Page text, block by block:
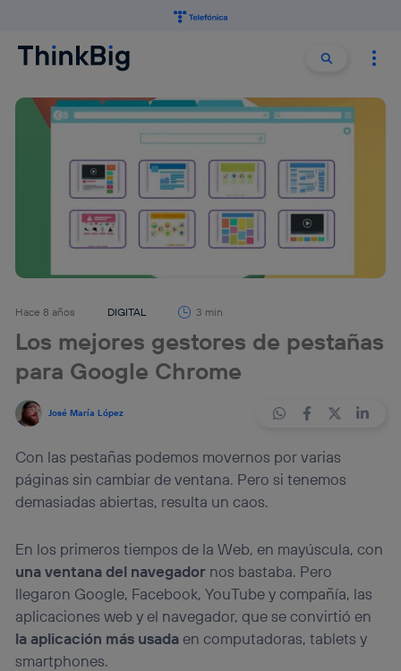
Buscar
Hace 8 años DIGITAL 3 min
Los mejores gestores de pestañas
para Google Chrome
José María López
Con las pestañas podemos movernos por varias
páginas sin cambiar de ventana. Pero si tenemos
demasiadas abiertas, resulta un caos.
En los primeros tiempos de la Web, en mayúscula, con
una ventana del navegador nos bastaba. Pero
llegaron Google, Facebook, YouTube y compañía, las
aplicaciones web y el navegador, que se convirtió en
la aplicación más usadaen computadoras, tablets y
smartphones.